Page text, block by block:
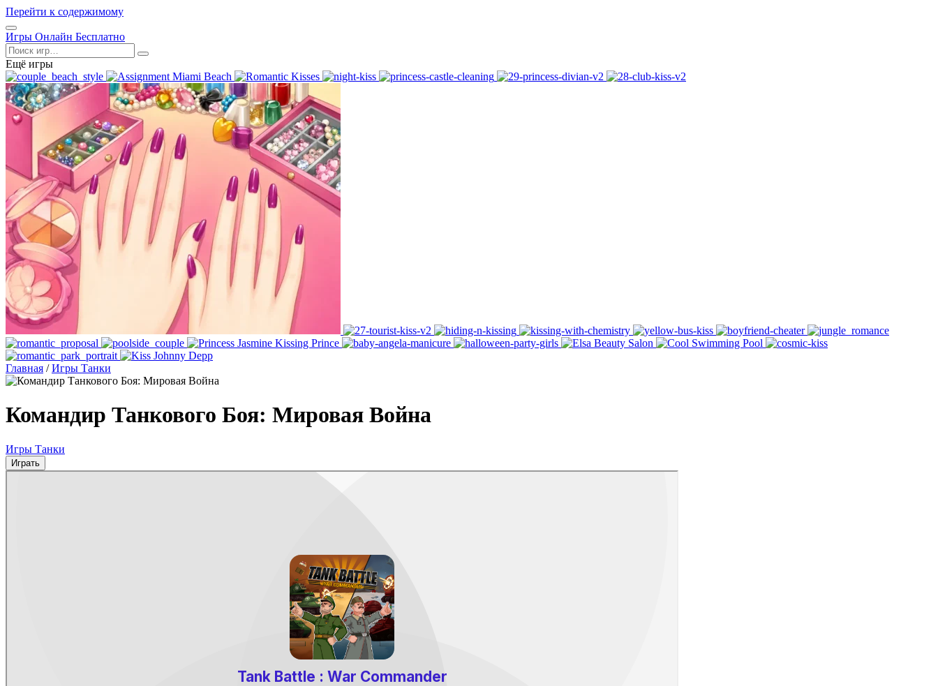
Перейти к содержимому
Открыть
меню
Игры Онлайн Бесплатно
Поиск
Ещё игры
Главная / Игры Танки
Командир Танкового Боя: Мировая Война
Игры Танки
Играть